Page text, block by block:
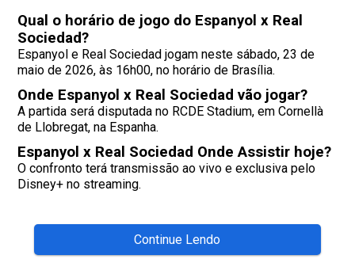
Qual o horário de jogo do Espanyol x Real
Sociedad?
Espanyol e Real Sociedad jogam neste sábado, 23 de
maio de 2026, às 16h00, no horário de Brasília.
Onde Espanyol x Real Sociedad vão jogar?
A partida será disputada no RCDE Stadium, em Cornellà
de Llobregat, na Espanha.
Espanyol x Real Sociedad Onde Assistir hoje?
O confronto terá transmissão ao vivo e exclusiva pelo
Disney+ no streaming.
Continue Lendo